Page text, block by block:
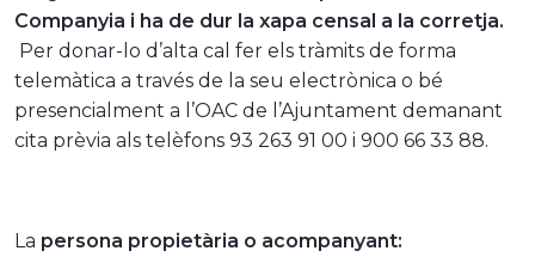
Companyia i ha de dur la xapa censal a la corretja.
Per donar-lo d’alta cal fer els tràmits de forma
telemàtica a través de la seu electrònica o bé
presencialment a l’OAC de l’Ajuntament demanant
cita prèvia als telèfons 93 263 91 00 i 900 66 33 88.
La persona propietària o acompanyant: